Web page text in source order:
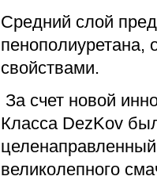
Средний слой
свойствами.
За счет новой
Класса DezKov
великолепного